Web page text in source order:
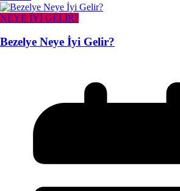
NEYE İYİ GELİR?
Bezelye Neye İyi Gelir?